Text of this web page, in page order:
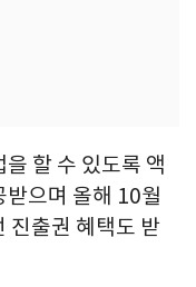
할 수 있도록 액
으며 올해 10월
진출권 혜택도 받